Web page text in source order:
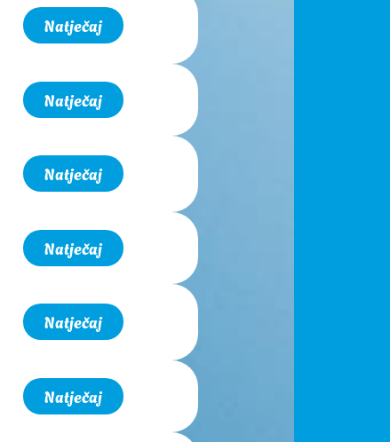
Natječaj
Natječaj
Natječaj
Natječaj
Natječaj
Natječaj